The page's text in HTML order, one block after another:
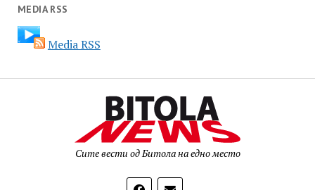
MEDIA RSS
Media RSS
Сите вести од Битола на едно место